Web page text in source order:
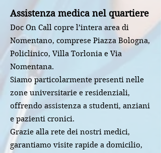
Assistenza medica nel quartiere
Doc On Call copre l’intera area di
Nomentano, comprese Piazza Bologna,
Policlinico, Villa Torlonia e Via
Nomentana.
Siamo particolarmente presenti nelle
zone universitarie e residenziali,
offrendo assistenza a studenti, anziani
e pazienti cronici.
Grazie alla rete dei nostri medici,
garantiamo visite rapide a domicilio,